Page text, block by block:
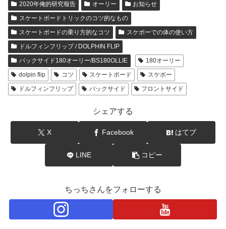
2020年俺的研究報告 オーリー
お知らせ
スケートボードトリックのコツ的なもの
スケートボードの乗り方的なコツ
スケボーでの体の使い方
ドルフィンフリップ / DOLPHIN FLIP
バックサイド180オーリー/BS180OLLIE
180オーリー
dolpin flip
コツ スケートボード
スケボー
ドルフィンフリップ
バックサイド フロントサイド
シェアする
X Facebook はてブ
LINE コピー
ちっちさんをフォローする